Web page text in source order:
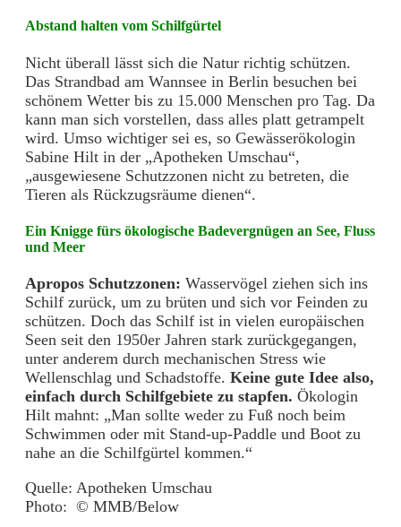
Abstand halten vom Schilfgürtel
Nicht überall lässt sich die Natur richtig schützen.
Das Strandbad am Wannsee in Berlin besuchen bei
schönem Wetter bis zu 15.000 Menschen pro Tag. Da
kann man sich vorstellen, dass alles platt getrampelt
wird. Umso wichtiger sei es, so Gewässerökologin
Sabine Hilt in der „Apotheken Umschau“,
„ausgewiesene Schutzzonen nicht zu betreten, die
Tieren als Rückzugsräume dienen“.
Ein Knigge fürs ökologische Badevergnügen an See, Fluss
und Meer
Apropos Schutzzonen: Wasservögel ziehen sich ins
Schilf zurück, um zu brüten und sich vor Feinden zu
schützen. Doch das Schilf ist in vielen europäischen
Seen seit den 1950er Jahren stark zurückgegangen,
unter anderem durch mechanischen Stress wie
Wellenschlag und Schadstoffe. Keine gute Idee also,
einfach durch Schilfgebiete zu stapfen. Ökologin
Hilt mahnt: „Man sollte weder zu Fuß noch beim
Schwimmen oder mit Stand-up-Paddle und Boot zu
nahe an die Schilfgürtel kommen.“
Quelle: Apotheken Umschau
Photo: © MMB/Below